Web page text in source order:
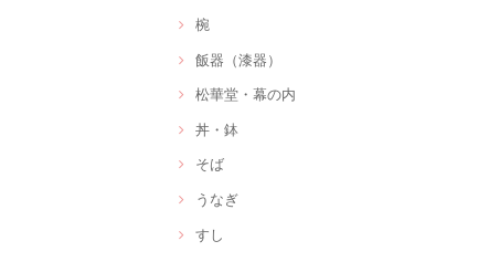
椀
飯器（漆器）
松華堂・幕の内
丼・鉢
そば
うなぎ
すし